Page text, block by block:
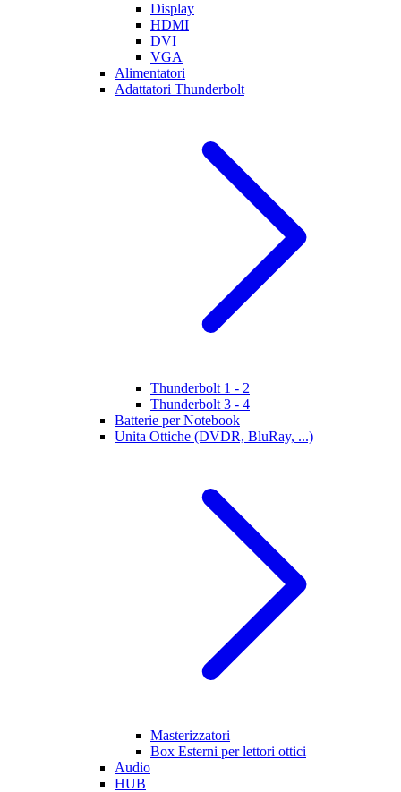
Display
HDMI
DVI
VGA
Alimentatori
Adattatori Thunderbolt
Thunderbolt 1 - 2
Thunderbolt 3 - 4
Batterie per Notebook
Unita Ottiche (DVDR, BluRay, ...)
Masterizzatori
Box Esterni per lettori ottici
Audio
HUB